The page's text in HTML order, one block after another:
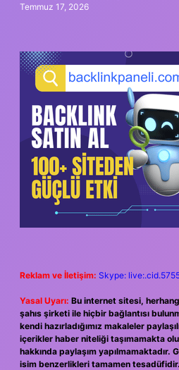
Temmuz 17, 2026
Reklam ve İletişim: Skype:
Yasal Uyarı: Bu internet sitesi,
şahıs şirketi ile hiçbir bağlantısı
kendi hazırladığımız makaleler
içerikler haber niteliği taşımamakta
hakkında paylaşım yapılmamaktadır.
isim benzerlikleri tamamen